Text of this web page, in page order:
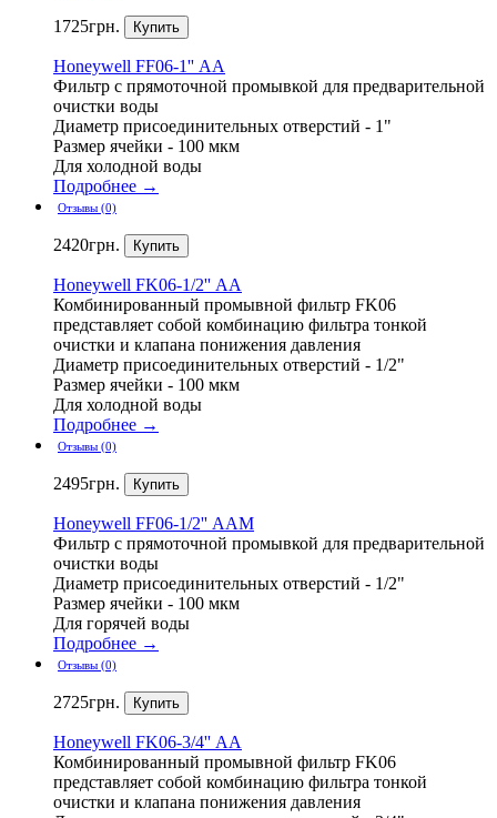
1725грн.
Honeywell FF06-1'' АА
Фильтр с прямоточной промывкой для предварительной
очистки воды
Диаметр присоединительных отверстий - 1"
Размер ячейки - 100 мкм
Для холодной воды
Подробнее →
Отзывы (0)
2420грн.
Honeywell FK06-1/2'' АА
Комбинированный промывной фильтр FK06
представляет собой комбинацию фильтра тонкой
очистки и клапана понижения давления
Диаметр присоединительных отверстий - 1/2"
Размер ячейки - 100 мкм
Для холодной воды
Подробнее →
Отзывы (0)
2495грн.
Honeywell FF06-1/2'' ААM
Фильтр с прямоточной промывкой для предварительной
очистки воды
Диаметр присоединительных отверстий - 1/2"
Размер ячейки - 100 мкм
Для горячей воды
Подробнее →
Отзывы (0)
2725грн.
Honeywell FK06-3/4'' АА
Комбинированный промывной фильтр FK06
представляет собой комбинацию фильтра тонкой
очистки и клапана понижения давления